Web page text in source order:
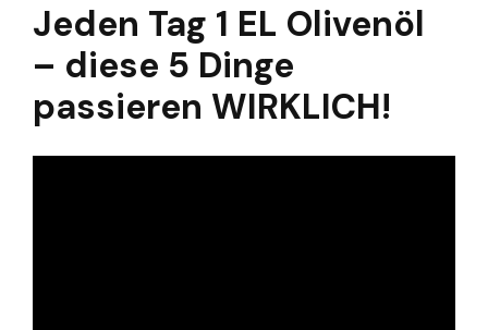
Jeden Tag 1 EL Olivenöl
– diese 5 Dinge
passieren WIRKLICH!